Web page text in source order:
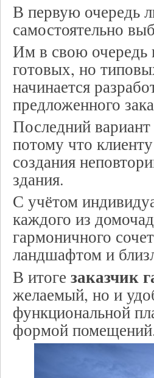
В первую очередь
самостоятельно
Им в свою очередь
готовых, но
начинается
предложенного
Последний вариант
потому что
создания
здания.
С учётом
каждого из
гармоничного
ландшафтом и
В итоге заказчик
желаемый, но и
функциональной
формой